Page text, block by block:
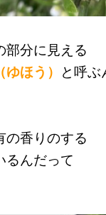
部分に見える
ほう） と呼ぶ
の香りのする
るんだって